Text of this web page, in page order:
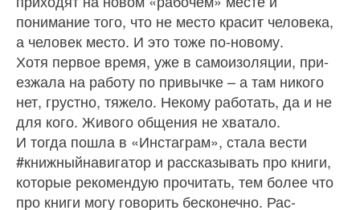
понимание того, что не место красит человека,
а человек место. И это тоже по-новому.
Хотя первое время, уже в самоизоляции, при­
езжала на работу по привычке – а там нико­го
нет, грустно, тяжело. Некому работать, да и не
для кого. Живого общения не хватало.
И тогда пошла в «Инстаграм», стала вести
#книжныйнавигатор и рассказывать про кни­ги,
которые рекомендую прочитать, тем более что
про книги могу говорить бесконечно. Рас­